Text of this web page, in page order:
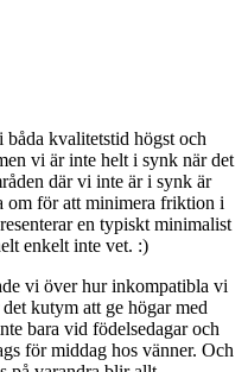
kvalitetstid högst och
vi är inte helt i synk när det
där vi inte är i synk är
om för att minimera friktion i
en typiskt minimalist
enkelt inte vet. :)
vi över hur inkompatibla vi
kutym att ge högar med
bara vid födelsedagar och
för middag hos vänner. Och